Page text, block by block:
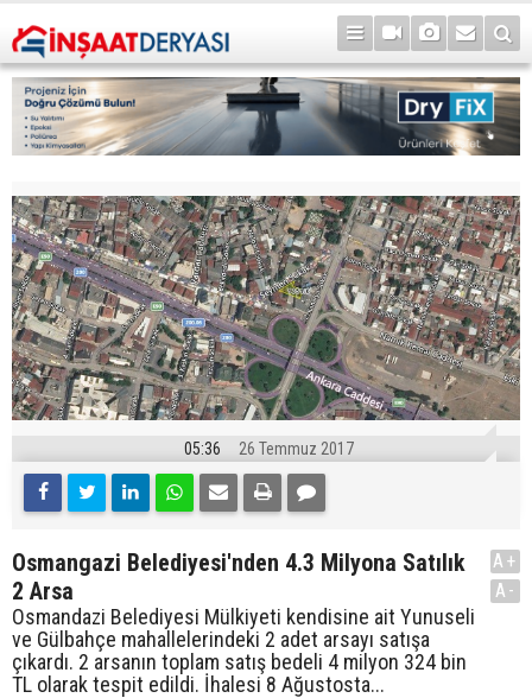
05:36 26 Temmuz 2017
Osmangazi Belediyesi'nden 4.3 Milyona Satılık
2 Arsa
Osmandazi Belediyesi Mülkiyeti kendisine ait Yunuseli
ve Gülbahçe mahallelerindeki 2 adet arsayı satışa
çıkardı. 2 arsanın toplam satış bedeli 4 milyon 324 bin
TL olarak tespit edildi. İhalesi 8 Ağustosta...
A+
A-